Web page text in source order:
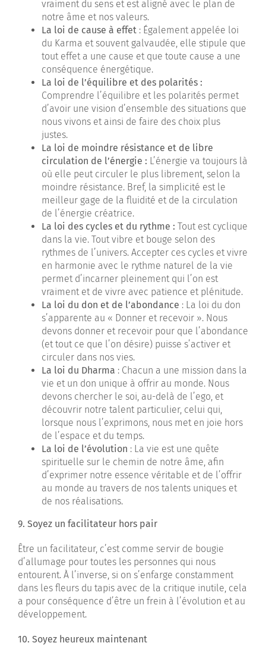
vraiment du sens et est aligné avec le plan de
notre âme et nos valeurs.
La loi de cause à effet : Également appelée loi
du Karma et souvent galvaudée, elle stipule que
tout effet a une cause et que toute cause a une
conséquence énergétique.
La loi de l’équilibre et des polarités :
Comprendre l’équilibre et les polarités permet
d’avoir une vision d’ensemble des situations que
nous vivons et ainsi de faire des choix plus
justes.
La loi de moindre résistance et de libre
circulation de l’énergie : L’énergie va toujours là
où elle peut circuler le plus librement, selon la
moindre résistance. Bref, la simplicité est le
meilleur gage de la fluidité et de la circulation
de l’énergie créatrice.
La loi des cycles et du rythme : Tout est cyclique
dans la vie. Tout vibre et bouge selon des
rythmes de l’univers. Accepter ces cycles et vivre
en harmonie avec le rythme naturel de la vie
permet d’incarner pleinement qui l’on est
vraiment et de vivre avec patience et plénitude.
La loi du don et de l’abondance : La loi du don
s’apparente au « Donner et recevoir ». Nous
devons donner et recevoir pour que l’abondance
(et tout ce que l’on désire) puisse s’activer et
circuler dans nos vies.
La loi du Dharma : Chacun a une mission dans la
vie et un don unique à offrir au monde. Nous
devons chercher le soi, au-delà de l’ego, et
découvrir notre talent particulier, celui qui,
lorsque nous l’exprimons, nous met en joie hors
de l’espace et du temps.
La loi de l’évolution : La vie est une quête
spirituelle sur le chemin de notre âme, afin
d’exprimer notre essence véritable et de l’offrir
au monde au travers de nos talents uniques et
de nos réalisations.
9. Soyez un facilitateur hors pair
Être un facilitateur, c’est comme servir de bougie
d’allumage pour toutes les personnes qui nous
entourent. À l’inverse, si on s’enfarge constamment
dans les fleurs du tapis avec de la critique inutile, cela
a pour conséquence d’être un frein à l’évolution et au
développement.
10. Soyez heureux maintenant